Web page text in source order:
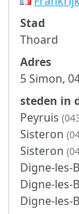
Stad
Thoard
Adres
5 Simon,
steden in
Peyruis
Sisteron
Sisteron
Digne-les-
Digne-les-
Digne-les-